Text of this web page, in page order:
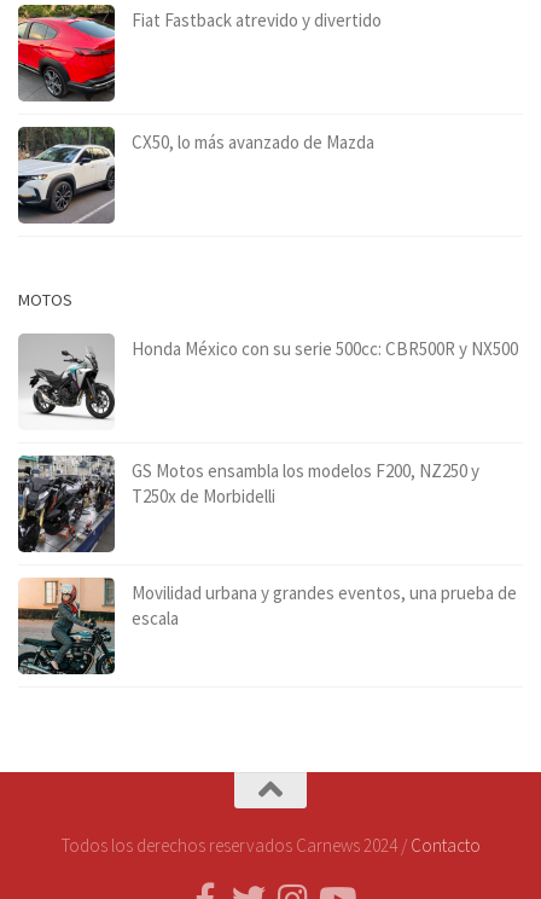
Fiat Fastback atrevido y divertido
CX50, lo más avanzado de Mazda
MOTOS
Honda México con su serie 500cc: CBR500R y NX500
GS Motos ensambla los modelos F200, NZ250 y
T250x de Morbidelli
Movilidad urbana y grandes eventos, una prueba de
escala
Todos los derechos reservados Carnews 2024 / Contacto